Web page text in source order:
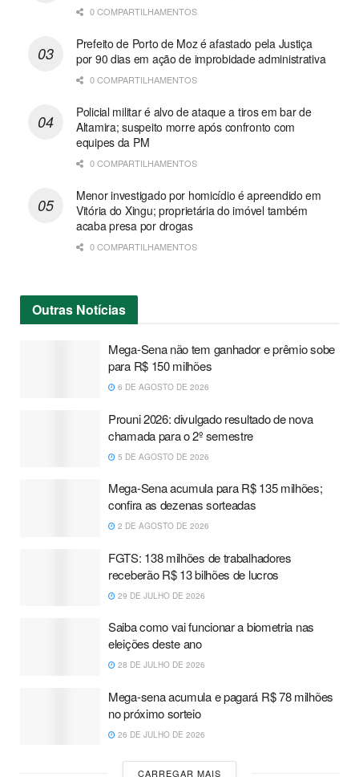
0 COMPARTILHAMENTOS
Prefeito de Porto de Moz é afastado pela Justiça
por 90 dias em ação de improbidade administrativa
0 COMPARTILHAMENTOS
Policial militar é alvo de ataque a tiros em bar de
Altamira; suspeito morre após confronto com
equipes da PM
0 COMPARTILHAMENTOS
Menor investigado por homicídio é apreendido em
Vitória do Xingu; proprietária do imóvel também
acaba presa por drogas
0 COMPARTILHAMENTOS
Outras Notícias
Mega-Sena não tem ganhador e prêmio sobe
para R$ 150 milhões
6 DE AGOSTO DE 2026
Prouni 2026: divulgado resultado de nova
chamada para o 2º semestre
5 DE AGOSTO DE 2026
Mega-Sena acumula para R$ 135 milhões;
confira as dezenas sorteadas
2 DE AGOSTO DE 2026
FGTS: 138 milhões de trabalhadores
receberão R$ 13 bilhões de lucros
29 DE JULHO DE 2026
Saiba como vai funcionar a biometria nas
eleições deste ano
28 DE JULHO DE 2026
Mega-sena acumula e pagará R$ 78 milhões
no próximo sorteio
26 DE JULHO DE 2026
CARREGAR MAIS